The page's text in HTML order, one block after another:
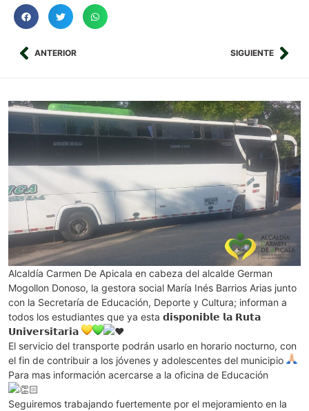
ANTERIOR SIGUIENTE
Alcaldía Carmen De Apicala en cabeza del alcalde German
Mogollon Donoso, la gestora social María Inés Barrios Arias junto
con la Secretaría de Educación, Deporte y Cultura; informan a
todos los estudiantes que ya esta 𝗱𝗶𝘀𝗽𝗼𝗻𝗶𝗯𝗹𝗲 𝗹𝗮 𝗥𝘂𝘁𝗮
𝗨𝗻𝗶𝘃𝗲𝗿𝘀𝗶𝘁𝗮𝗿𝗶𝗮
El servicio del transporte podrán usarlo en horario nocturno, con
el fin de contribuir a los jóvenes y adolescentes del municipio
Para mas información acercarse a la oficina de Educación
Seguiremos trabajando fuertemente por el mejoramiento en la